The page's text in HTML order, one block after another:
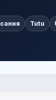
Tutu